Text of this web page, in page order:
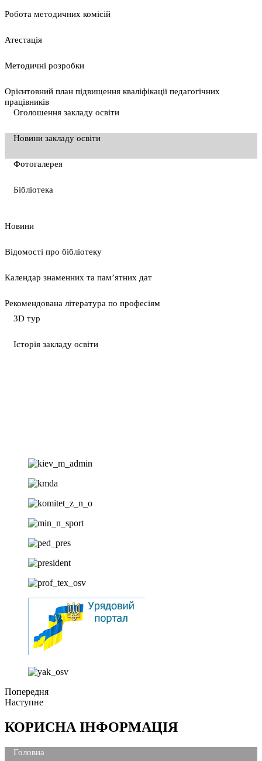
Pобота методичних комісій
Атестація
Методичні розробки
Орієнтовний план підвищення кваліфікації педагогічних
працівників
Оголошення закладу освіти
Новини закладу освіти
Фотогалерея
Бібліотека
Новини
Відомості про бібліотеку
Календар знаменних та пам’ятних дат
Рекомендована література по професіям
3D тур
Історія закладу освіти
Попередня
Наступне
КОРИСНА ІНФОРМАЦІЯ
Головна